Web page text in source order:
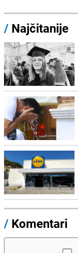
/ Najčitanije
/ Komentari